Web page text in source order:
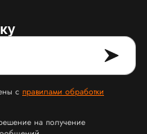
с правилами обработки
на получение